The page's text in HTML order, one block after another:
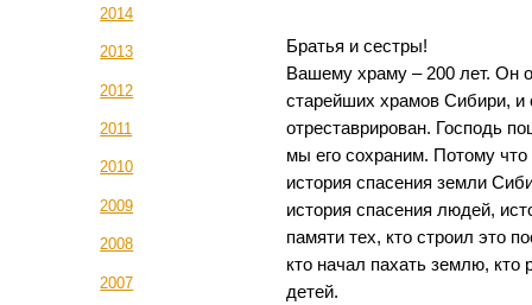
2014
2013
2012
2011
2010
2009
2008
2007
Братья и сестры!
Вашему храму – 200 лет. Он
старейших храмов Сибири, и
отреставрирован. Господь
мы его сохраним. Потому что
история спасения земли
история спасения людей,
памяти тех, кто строил это
кто начал пахать землю, кто
детей.